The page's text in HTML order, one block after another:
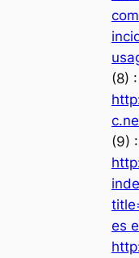
(8) :
(9) :
es